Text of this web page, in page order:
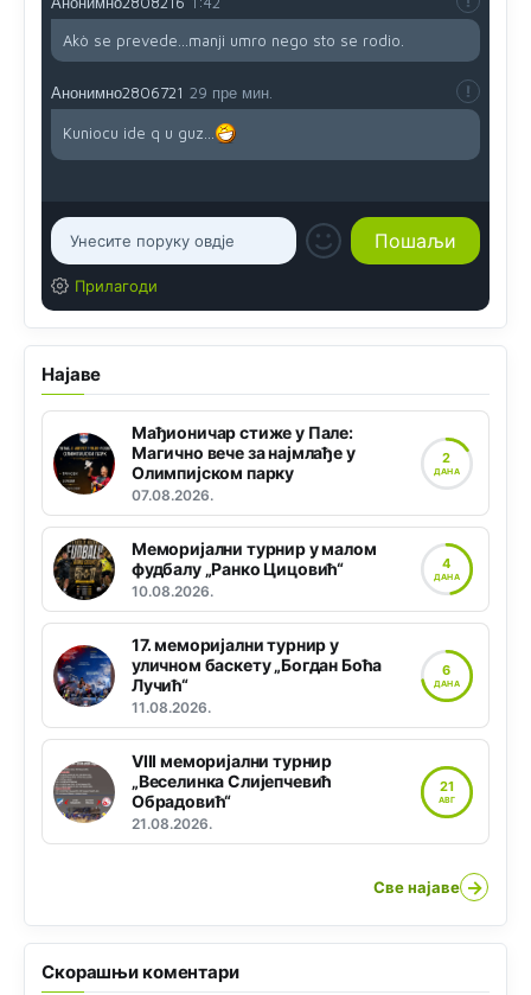
Akò se prevede...manji umro nego sto se rodio.
Анонимно2806721 29 пре мин.
Kuniocu ide q u guz...
Прилагоди
Најаве
Мађионичар стиже у Пале:
Магично вече за најмлађе у
Олимпијском парку
07.08.2026.
2
ДАНА
Меморијални турнир у малом
фудбалу „Ранко Цицовић“
10.08.2026.
4
ДАНА
17. меморијални турнир у
уличном баскету „Богдан Боћа
Лучић“
11.08.2026.
6
ДАНА
VIII меморијални турнир
„Веселинка Слијепчевић
Обрадовић“
21.08.2026.
21
АВГ
Све најаве →
Скорашњи коментари